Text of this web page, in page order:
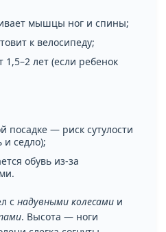
мышцы ног и спины;
к велосипеду;
1,5–2 лет (если ребенок
посадке — риск сутулости
и седло);
обувь из-за
с надувными колесами и
. Высота — ноги